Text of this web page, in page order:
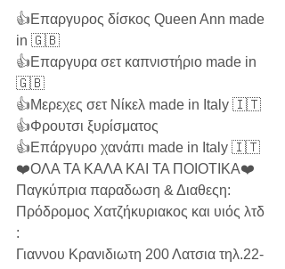
👍Επαργυρος δίσκος Queen Ann made
in 🇬🇧
👍Επαργυρα σετ καπνιστήριο made in
🇬🇧
👍Μερεχες σετ Νίκελ made in Italy 🇮🇹
👍Φρουτσι ξυρίσματος
👍Επάργυρο χανάπι made in Italy 🇮🇹
❤️ΟΛΑ ΤΑ ΚΑΛΑ ΚΑΙ ΤΑ ΠΟΙΟΤΙΚΑ❤️
Παγκύπρια παραδωση & Διαθεςη:
Πρόδρομος Χατζήκυριακος και υιός λτδ
:
Γιαννου Κρανιδιωτη 200 Λατσια τηλ.22-